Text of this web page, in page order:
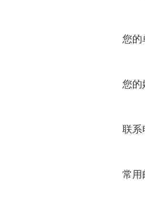
您的
您的
联系
常用